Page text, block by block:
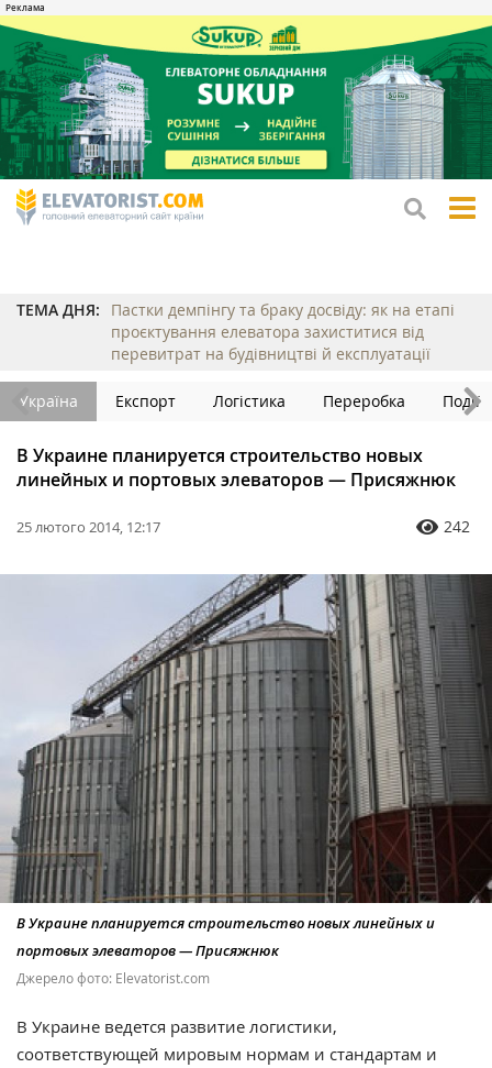
ТЕМА ДНЯ:
Пастки демпінгу та браку досвіду: як на етапі
проєктування елеватора захиститися від
перевитрат на будівництві й експлуатації
Україна Експорт Логістика Переробка Події
В Украине планируется строительство новых
линейных и портовых элеваторов — Присяжнюк
25 лютого 2014, 12:17 242
В Украине планируется строительство новых линейных и
портовых элеваторов — Присяжнюк
Джерело фото: Elevatorist.com
В Украине ведется развитие логистики,
соответствующей мировым нормам и стандартам и